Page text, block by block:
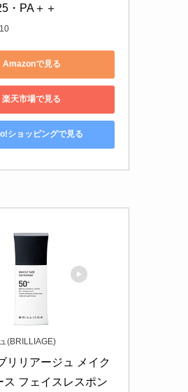
・PA＋＋
Amazonで見る
楽天市場で見る
ショッピングで見る
(BRILLIAGE)
リリアージュ メイク
ス フェイスレスポン